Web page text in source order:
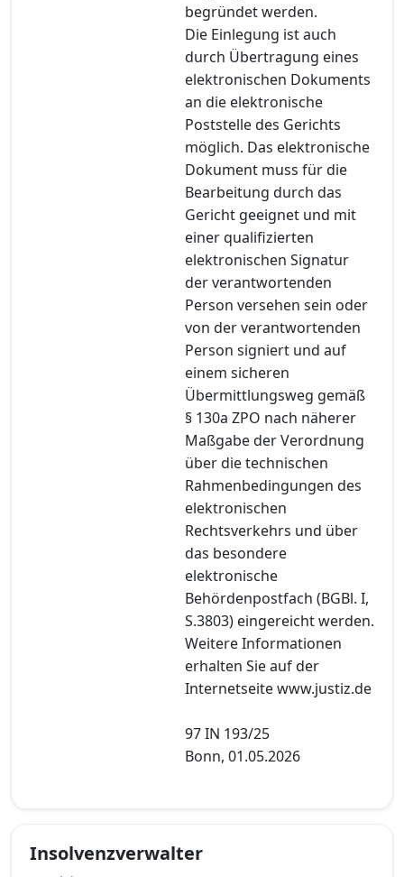
begründet werden.
Die Einlegung ist auch
durch Übertragung eines
elektronischen Dokuments
an die elektronische
Poststelle des Gerichts
möglich. Das elektronische
Dokument muss für die
Bearbeitung durch das
Gericht geeignet und mit
einer qualifizierten
elektronischen Signatur
der verantwortenden
Person versehen sein oder
von der verantwortenden
Person signiert und auf
einem sicheren
Übermittlungsweg gemäß
§ 130a ZPO nach näherer
Maßgabe der Verordnung
über die technischen
Rahmenbedingungen des
elektronischen
Rechtsverkehrs und über
das besondere
elektronische
Behördenpostfach (BGBl. I,
S.3803) eingereicht werden.
Weitere Informationen
erhalten Sie auf der
Internetseite www.justiz.de
97 IN 193/25
Bonn, 01.05.2026
Insolvenzverwalter